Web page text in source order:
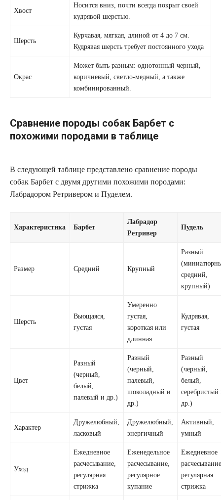
Хвост
Носится вниз, почти всегда покрыт своей
кудрявой шерстью.
Шерсть
Курчавая, мягкая, длиной от 4 до 7 см.
Кудрявая шерсть требует постоянного ухода
Окрас
Может быть разным: однотонный черный,
коричневый, светло-медный, а также
комбинированный.
Сравнение породы собак Барбет с
похожими породами в таблице
В следующей таблице представлено сравнение породы
собак Барбет с двумя другими похожими породами:
Лабрадором Ретривером и Пуделем.
Характеристика Барбет
Лабрадор
Ретривер
Пудель
Размер Средний Крупный
Разный
средний,
крупный)
Шерсть
Вьющаяся,
густая
Умеренно
густая,
короткая или
длинная
Кудрявая,
густая
Цвет
Разный
(черный,
белый,
палевый и др.)
Разный
(черный,
палевый,
шоколадный и
др.)
Разный
(черный,
белый,
серебристый
др.)
Характер
Дружелюбный,
ласковый
Дружелюбный,
энергичный
Активный,
умный
Уход
Ежедневное
расчесывание,
регулярная
стрижка
Еженедельное
расчесывание,
регулярное
купание
Ежедневное
регулярная
стрижка